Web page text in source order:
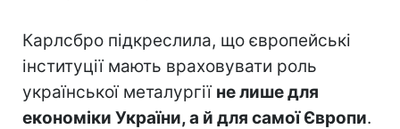
Карлсбро підкреслила, що європейські
інституції мають враховувати роль
української металургії не лише для
економіки України, а й для самої Європи.